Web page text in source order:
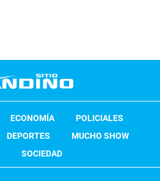
ECONOMÍA
POLICIALES
DEPORTES
MUCHO SHOW
SOCIEDAD